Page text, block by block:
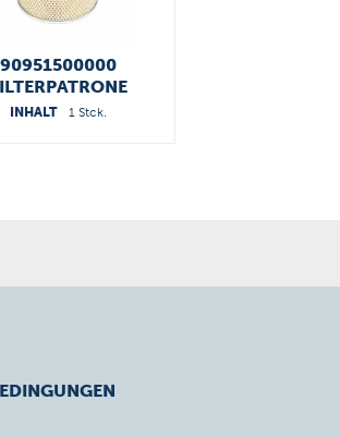
90951500000
INHALT 1 Stck.